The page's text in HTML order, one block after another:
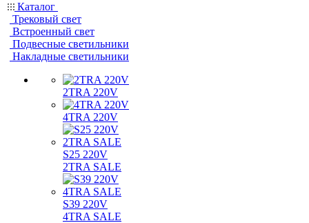
Каталог
Трековый свет
Встроенный свет
Подвесные светильники
Накладные светильники
2TRA 220V
4TRA 220V
S25 220V
2TRA SALE
S39 220V
4TRA SALE